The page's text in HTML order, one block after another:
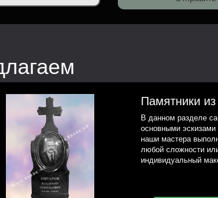
Памятники из
В данном разделе
основными эскизами
наши мастера
любой сложности
индивидуальный